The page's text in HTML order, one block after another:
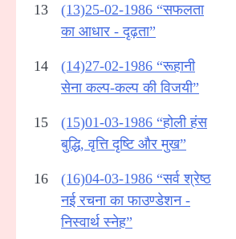
13
(13)25-02-1986 “सफलता
का आधार - दृढ़ता”
14
(14)27-02-1986 “रूहानी
सेना कल्प-कल्प की विजयी”
15
(15)01-03-1986 “होली हंस
बुद्धि, वृत्ति दृष्टि और मुख”
16
(16)04-03-1986 “सर्व श्रेष्ठ
नई रचना का फाउण्डेशन -
निस्वार्थ स्नेह”